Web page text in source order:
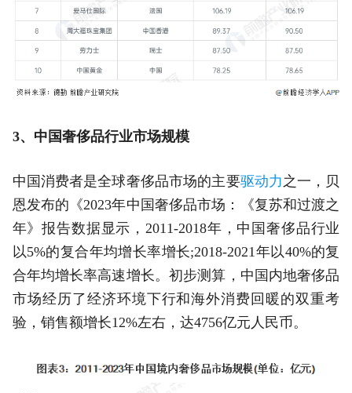
3、中国奢侈品行业市场规模
中国消费者是全球奢侈品市场的主要驱动力 之一，贝
恩发布的《2023年中国奢侈品市场：《复苏和过渡之
年》报告数据显示，2011-2018年，中国奢侈品行业
以5%的复合年均增长率增长;2018-2021年以40%的复
合年均增长率高速增长。初步测算，中国内地奢侈品
市场经历了经济环境下行和海外消费回暖的双重考
验，销售额增长12%左右，达4756亿元人民币。